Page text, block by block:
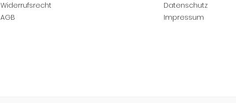
Widerrufsrecht
AGB
Datenschutz
Impressum